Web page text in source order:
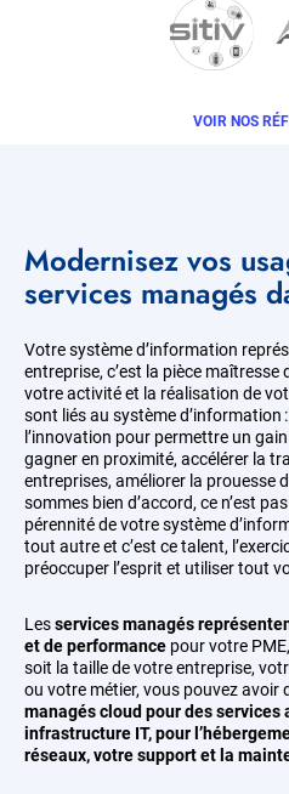
VOIR NOS
Modernisez vos
services managés
Votre système d’information
entreprise, c’est la pièce
votre activité et la réalisation de
sont liés au système d’information
l’innovation pour permettre un
gagner en proximité, accélérer la
entreprises, améliorer la prouesse
sommes bien d’accord, ce n’est
pérennité de votre système
tout autre et c’est ce talent,
préoccuper l’esprit et utiliser tout
Lesservices managés
et de performance pour votre
soit la taille de votre entreprise,
ou votre métier, vous pouvez avoir
managés cloud pour des
infrastructure IT, pour
réseaux, votre support et la